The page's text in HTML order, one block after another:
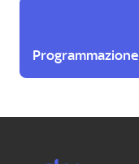
Programmazione